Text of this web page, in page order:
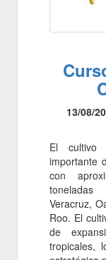
13/08/
El cultivo
importante
con
Veracruz,
Roo. El
de
tropicales,